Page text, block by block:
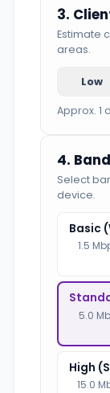
3.
Estimate
areas.
Low
Approx. 1
4.
Select
device.
Basic
1.5
5.0
High
15.0